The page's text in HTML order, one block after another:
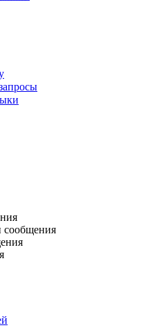
сообщения